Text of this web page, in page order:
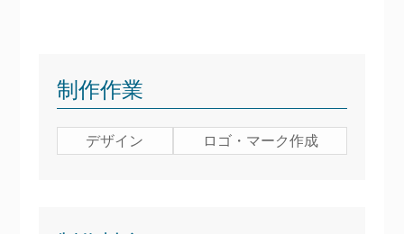
制作作業
デザイン ロゴ・マーク作成